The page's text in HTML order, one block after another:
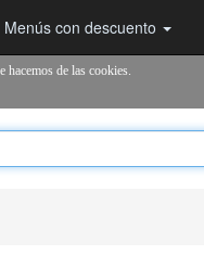
hacemos de las cookies.
Menús con descuento